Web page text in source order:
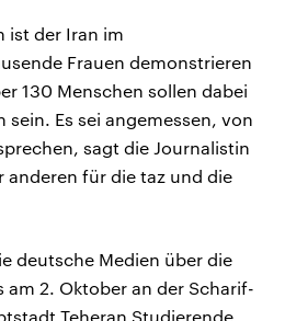
ist der Iran im
Frauen demonstrieren
130 Menschen sollen dabei
Es sei angemessen, von
sagt die Journalistin
anderen für die taz und die
deutsche Medien über die
am 2. Oktober an der Scharif-
Teheran Studierende